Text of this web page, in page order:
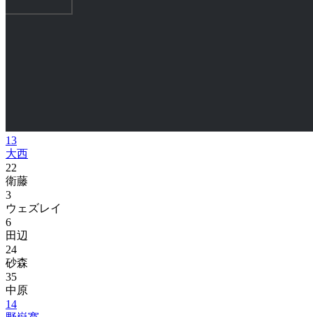
13
大西
22
衛藤
3
ウェズレイ
6
田辺
24
砂森
35
中原
14